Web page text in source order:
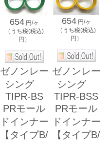
654 円/ヶ
（うち税(税込)
円）
654 円/ヶ
（うち税(税込)
円）
ゼノンレー
シング
TIPR-BS
PRモール
ドインナー
【タイプB/
ゼノンレー
シング
TIPR-BSS
PRモール
ドインナー
【タイプB/